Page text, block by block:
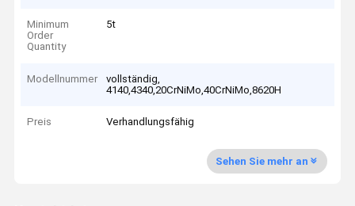
Minimum
Order
Quantity
5t
Modellnummer
vollständig,
4140,4340,20CrNiMo,40CrNiMo,8620H
Preis Verhandlungsfähig
Sehen Sie mehr an